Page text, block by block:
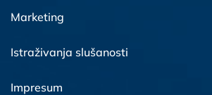
Marketing
Istraživanja slušanosti
Impresum